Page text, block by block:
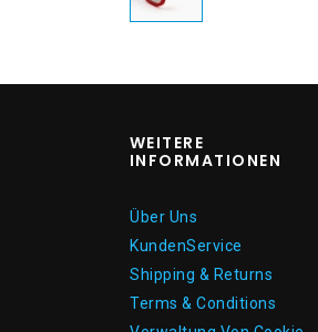
WEITERE
INFORMATIONEN
Über Uns
KundenService
Shipping & Returns
Terms & Conditions